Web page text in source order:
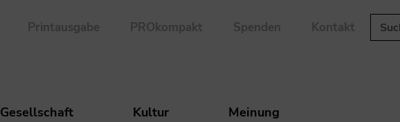
Printausgabe PROkompakt Spenden Kontakt
Gesellschaft Kultur Meinung